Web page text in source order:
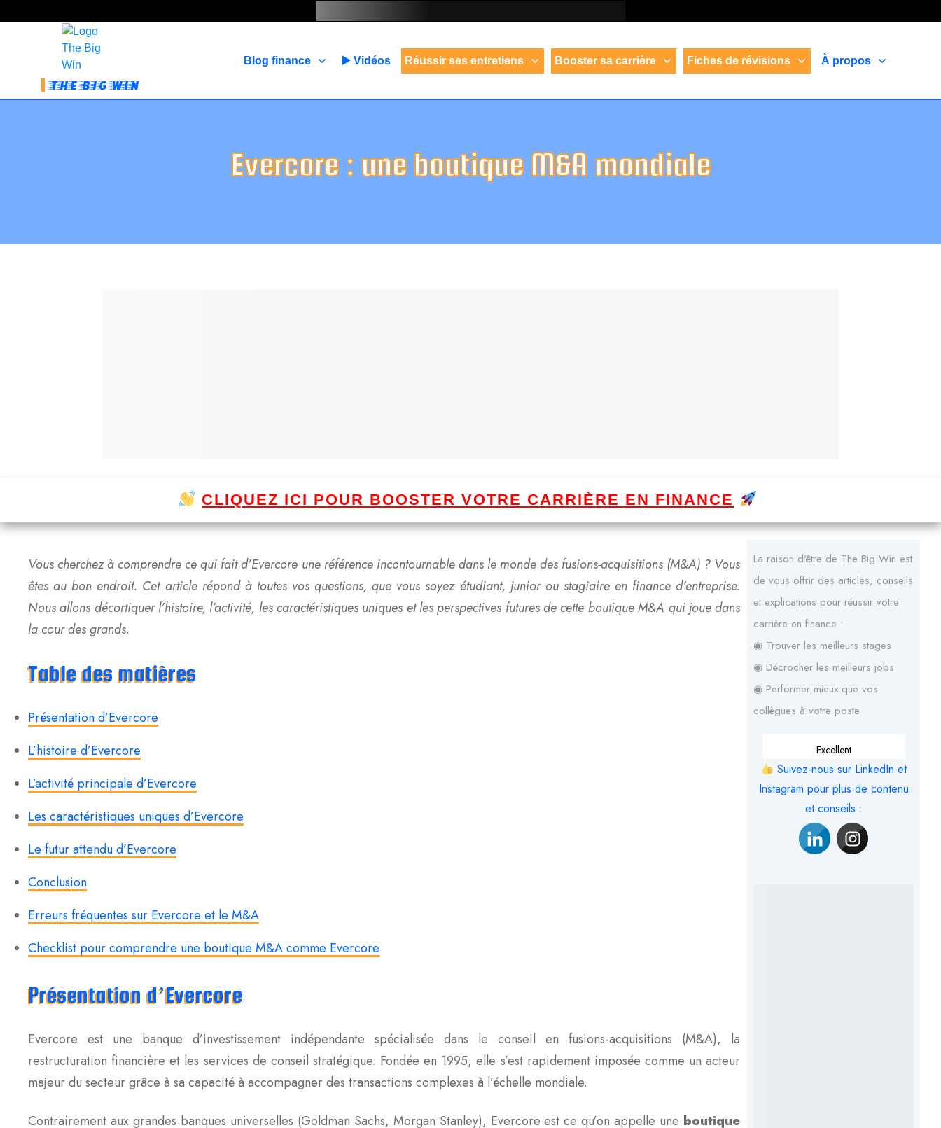
THE BIG WIN
Blog finance ▶️ Vidéos Réussir ses entretiens Booster sa carrière Fiches de révisions À propos
Evercore : une boutique M&A mondiale
CLIQUEZ ICI POUR BOOSTER VOTRE CARRIÈRE EN FINANCE
Vous cherchez à comprendre ce qui fait d’Evercore une référence incontournable dans le monde des fusions-acquisitions (M&A) ? Vous
êtes au bon endroit. Cet article répond à toutes vos questions, que vous soyez étudiant, junior ou stagiaire en finance d’entreprise.
Nous allons décortiquer l’histoire, l’activité, les caractéristiques uniques et les perspectives futures de cette boutique M&A qui joue dans
la cour des grands.
Table des matières
Présentation d’Evercore
L’histoire d’Evercore
L’activité principale d’Evercore
Les caractéristiques uniques d’Evercore
Le futur attendu d’Evercore
Conclusion
Erreurs fréquentes sur Evercore et le M&A
Checklist pour comprendre une boutique M&A comme Evercore
Présentation d’Evercore
Evercore est une banque d’investissement indépendante spécialisée dans le conseil en fusions-acquisitions (M&A), la
restructuration financière et les services de conseil stratégique. Fondée en 1995, elle s’est rapidement imposée comme un acteur
majeur du secteur grâce à sa capacité à accompagner des transactions complexes à l’échelle mondiale.
Contrairement aux grandes banques universelles (Goldman Sachs, Morgan Stanley), Evercore est ce qu’on appelle une boutique
La raison d'être de The Big Win est
de vous offrir des articles, conseils
et explications pour réussir votre
carrière en finance :
◉ Trouver les meilleurs stages
◉ Décrocher les meilleurs jobs
◉ Performer mieux que vos
collègues à votre poste
Excellent
Suivez-nous sur LinkedIn et
Instagram pour plus de contenu
et conseils :